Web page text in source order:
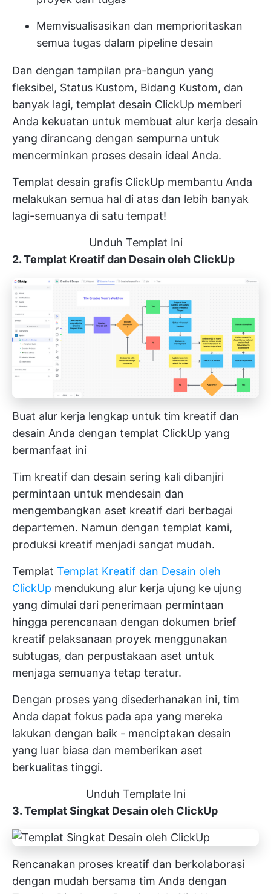
Memvisualisasikan dan memprioritaskan
semua tugas dalam pipeline desain
Dan dengan tampilan pra-bangun yang
fleksibel, Status Kustom, Bidang Kustom, dan
banyak lagi, templat desain ClickUp memberi
Anda kekuatan untuk membuat alur kerja desain
yang dirancang dengan sempurna untuk
mencerminkan proses desain ideal Anda.
Templat desain grafis ClickUp membantu Anda
melakukan semua hal di atas dan lebih banyak
lagi-semuanya di satu tempat!
Unduh Templat Ini
2. Templat Kreatif dan Desain oleh ClickUp
Buat alur kerja lengkap untuk tim kreatif dan
desain Anda dengan templat ClickUp yang
bermanfaat ini
Tim kreatif dan desain sering kali dibanjiri
permintaan untuk mendesain dan
mengembangkan aset kreatif dari berbagai
departemen. Namun dengan templat kami,
produksi kreatif menjadi sangat mudah.
Templat Templat Kreatif dan Desain oleh
ClickUp mendukung alur kerja ujung ke ujung
yang dimulai dari penerimaan permintaan
hingga perencanaan dengan dokumen brief
kreatif pelaksanaan proyek menggunakan
subtugas, dan perpustakaan aset untuk
menjaga semuanya tetap teratur.
Dengan proses yang disederhanakan ini, tim
Anda dapat fokus pada apa yang mereka
lakukan dengan baik - menciptakan desain
yang luar biasa dan memberikan aset
berkualitas tinggi.
Unduh Template Ini
3. Templat Singkat Desain oleh ClickUp
Rencanakan proses kreatif dan berkolaborasi
dengan mudah bersama tim Anda dengan